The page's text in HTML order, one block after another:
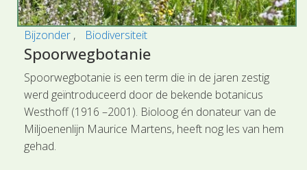
Bijzonder Biodiversiteit
Spoorwegbotanie
Spoorwegbotanie is een term die in de jaren zestig
werd geïntroduceerd door de bekende botanicus
Westhoff (1916 –2001). Bioloog én donateur van de
Miljoenenlijn Maurice Martens, heeft nog les van hem
gehad.